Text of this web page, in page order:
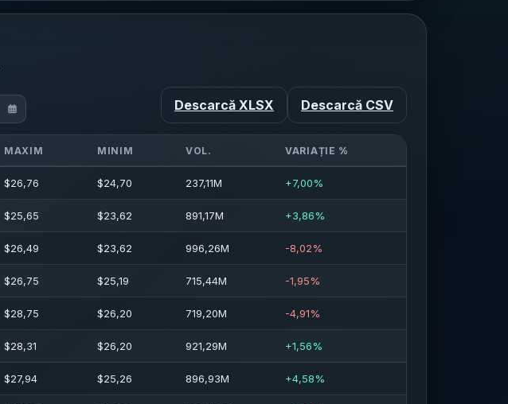
Descarcă XLSX Descarcă CSV
MAXIM MINIM VOL. VARIAȚIE %
$26,76 $24,70 237,11M +7,00%
$25,65 $23,62 891,17M +3,86%
$26,49 $23,62 996,26M -8,02%
$26,75 $25,19 715,44M -1,95%
$28,75 $26,20 719,20M -4,91%
$28,31 $26,20 921,29M +1,56%
$27,94 $25,26 896,93M +4,58%